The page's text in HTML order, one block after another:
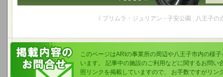
《 プリムラ・ジュリアン - 子安公園 : 八王子の
このページはARIの事業所の周辺や八王子市内の様
います。 記事中の施設のご利用などに関するお問い
照リンクを掲載していますので、 お手数ですがリン